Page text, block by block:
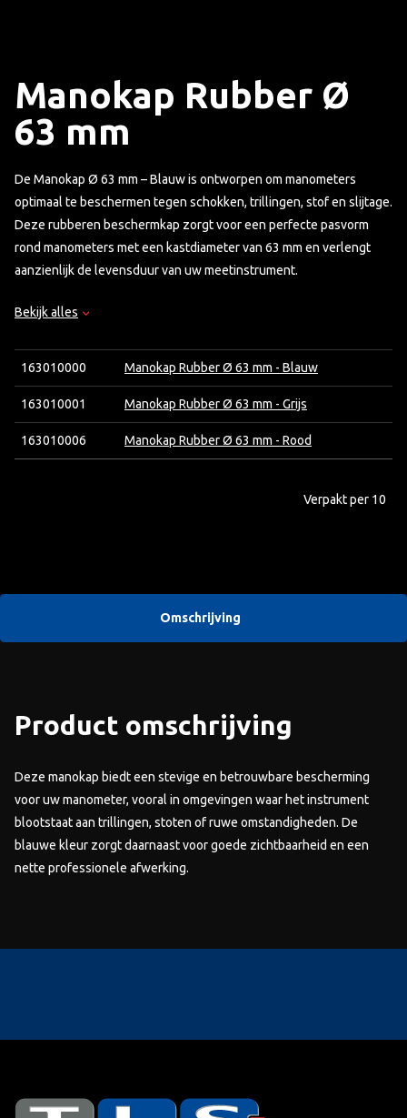
Manokap Rubber Ø
63 mm
De Manokap Ø 63 mm – Blauw is ontworpen om manometers
optimaal te beschermen tegen schokken, trillingen, stof en slijtage.
Deze rubberen beschermkap zorgt voor een perfecte pasvorm
rond manometers met een kastdiameter van 63 mm en verlengt
aanzienlijk de levensduur van uw meetinstrument.
Belangrijkste Kenmerken:
• Kleur: Blauw
• Materiaal: Hoogwaardig, slijtvast rubber
• Functie: Beschermt de manometerbehuizing tegen
• Flexibele pasvorm: Eenvoudig te monteren dankzij elastisch
• Industrieel en professioneel gebruik: Ideaal voor werkplaatsen,
Bekijk alles
163010000 Manokap Rubber Ø 63 mm - Blauw
163010001 Manokap Rubber Ø 63 mm - Grijs
163010006 Manokap Rubber Ø 63 mm - Rood
Verpakt per 10
Omschrijving
Product omschrijving
Deze manokap biedt een stevige en betrouwbare bescherming
voor uw manometer, vooral in omgevingen waar het instrument
blootstaat aan trillingen, stoten of ruwe omstandigheden. De
blauwe kleur zorgt daarnaast voor goede zichtbaarheid en een
nette professionele afwerking.